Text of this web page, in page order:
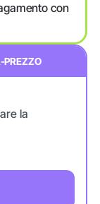
con
PREZZO
la